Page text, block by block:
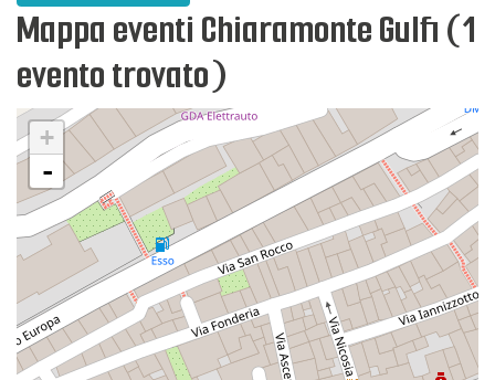
Mappa eventi Chiaramonte Gulfi (1
evento trovato)
+
-